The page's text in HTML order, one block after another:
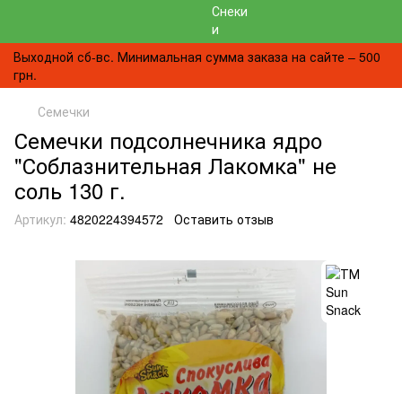
Выходной сб-вс. Минимальная сумма заказа на сайте – 500
грн.
Семечки
Семечки подсолнечника ядро
"Соблазнительная Лакомка" не
соль 130 г.
Артикул: 4820224394572 Оставить отзыв